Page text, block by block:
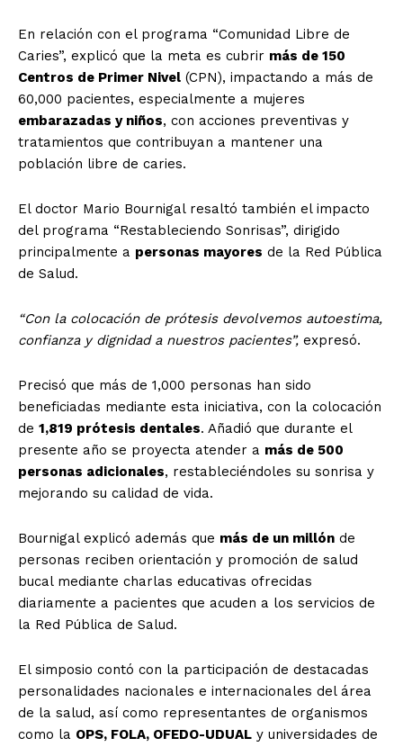
En relación con el programa “Comunidad Libre de
Caries”, explicó que la meta es cubrir más de 150
Centros de Primer Nivel (CPN), impactando a más de
60,000 pacientes, especialmente a mujeres
embarazadas y niños, con acciones preventivas y
tratamientos que contribuyan a mantener una
población libre de caries.
El doctor Mario Bournigal resaltó también el impacto
del programa “Restableciendo Sonrisas”, dirigido
principalmente a personas mayores de la Red Pública
de Salud.
“Con la colocación de prótesis devolvemos autoestima,
confianza y dignidad a nuestros pacientes”, expresó.
Precisó que más de 1,000 personas han sido
beneficiadas mediante esta iniciativa, con la colocación
de 1,819 prótesis dentales. Añadió que durante el
presente año se proyecta atender a más de 500
personas adicionales, restableciéndoles su sonrisa y
mejorando su calidad de vida.
Bournigal explicó además que más de un millón de
personas reciben orientación y promoción de salud
bucal mediante charlas educativas ofrecidas
diariamente a pacientes que acuden a los servicios de
la Red Pública de Salud.
El simposio contó con la participación de destacadas
personalidades nacionales e internacionales del área
de la salud, así como representantes de organismos
como la OPS, FOLA, OFEDO-UDUAL y universidades de